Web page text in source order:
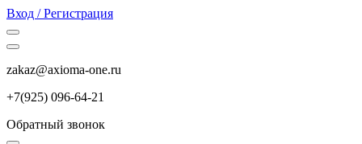
Вход / Регистрация
zakaz@axioma-one.ru
+7(925) 096-64-21
Обратный звонок